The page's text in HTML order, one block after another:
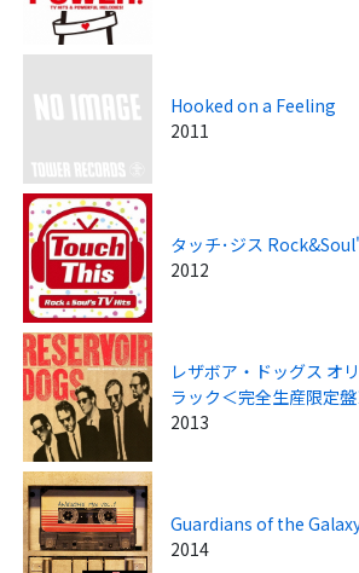
Hooked on a Feeling
2011
タッチ･ジス
2012
レザボア・ドッグス オ
ラック＜完全生産限定
2013
Guardians of the
2014